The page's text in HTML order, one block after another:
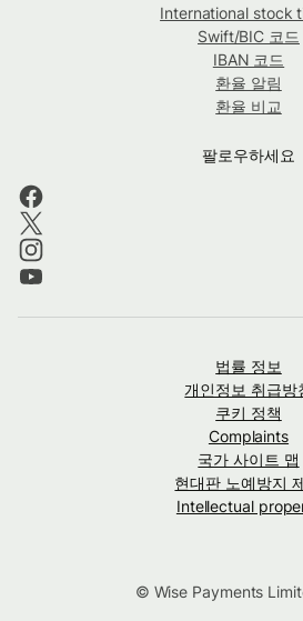
International stock
Swift/BIC 코드
IBAN 코드
환율 알림
환율 비교
팔로우하세요
법률 정보
개인정보 취급방
쿠키 정책
Complaints
국가 사이트 맵
현대판 노예방지
Intellectual
© Wise Payments